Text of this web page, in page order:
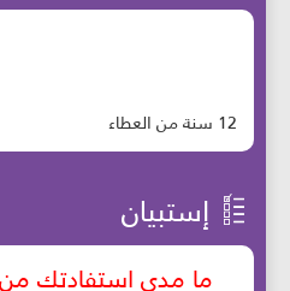
12 سنة من العطاء
إستبيان